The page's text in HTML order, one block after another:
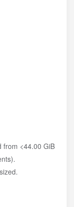
from <44.00 GiB